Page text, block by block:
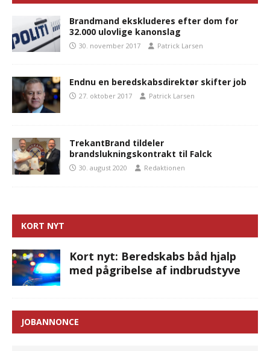
Brandmand ekskluderes efter dom for
32.000 ulovlige kanonslag
30. november 2017 Patrick Larsen
Endnu en beredskabsdirektør skifter job
27. oktober 2017 Patrick Larsen
TrekantBrand tildeler
brandslukningskontrakt til Falck
30. august 2020 Redaktionen
KORT NYT
Kort nyt: Beredskabs båd hjalp
med pågribelse af indbrudstyve
JOBANNONCE